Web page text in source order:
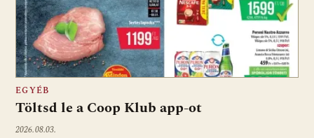
EGYÉB
Töltsd le a Coop Klub app-ot
2026.08.03.